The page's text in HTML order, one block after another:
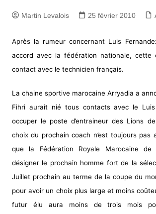
Martin Levalois 25 février 2010
Après la rumeur concernant Luis
accord avec la fédération nationale, cette
contact avec le technicien français.
La chaine sportive marocaine Arryadia a
Fihri aurait nié tous contacts avec le Luis
occuper le poste d’entraineur des Lions
choix du prochain coach n’est toujours pas
que la Fédération Royale Marocaine de
désigner le prochain homme fort de la
Juillet prochain au terme de la coupe du
pour avoir un choix plus large et moins
futur élu aura moins de trois mois